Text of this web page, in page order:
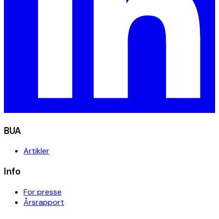
BUA
Artikler
Info
For presse
Årsrapport